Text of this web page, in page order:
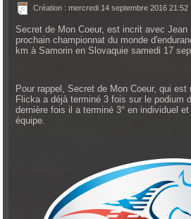
Création : mercredi 14 septembre 2016 21:52
Secret de Mon Coeur, est incrit avec
prochain championnat du monde
km à Samorin en Slovaquie samedi 17
Pour rappel, Secret de Mon Coeur, qui
Flicka a déjà terminé 3 fois sur le podium
dernière fois il a terminé 3° en individuel
équipe.